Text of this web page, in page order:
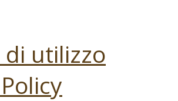
utilizzo